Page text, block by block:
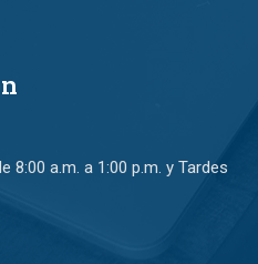
8:00 a.m. a 1:00 p.m. y Tardes